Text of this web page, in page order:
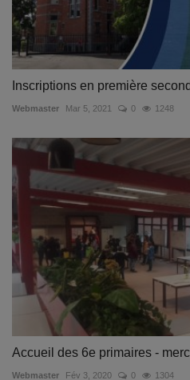
Inscriptions en première
Webmaster Mar 5, 2021 0 1248
Accueil des 6e primaires -
Webmaster Fév 3, 2020 0 1304